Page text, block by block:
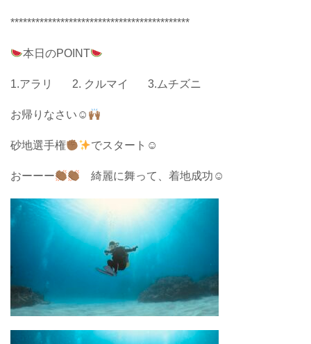
*******************************************
本日のPOINT
1.アラリ 2. クルマイ 3.ムチズニ
お帰りなさい☺︎
砂地選手権 でスタート☺︎
おーーー 綺麗に舞って、着地成功☺︎